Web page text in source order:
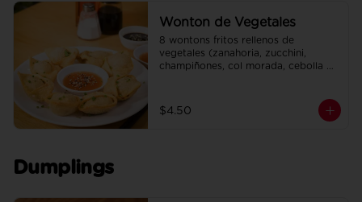
Wonton de Vegetales
8 wontons fritos rellenos de
vegetales (zanahoria, zucchini,
champiñones, col morada, cebolla
$4.50
Dumplings